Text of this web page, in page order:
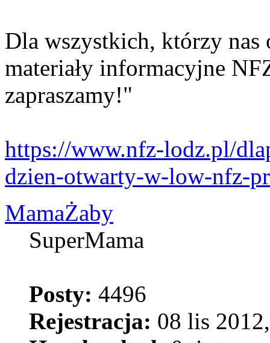
Dla wszystkich, którzy
materiały informacyjne
zapraszamy!"
https://www.nfz-lodz.pl/
dzien-otwarty-w-low-nfz-
MamaŻaby
SuperMama
Posty: 4496
Rejestracja: 08 lis